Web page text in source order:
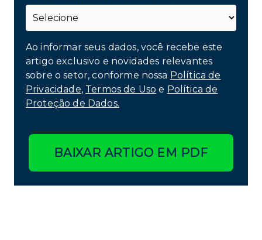
Ao informar seus dados, você recebe este
artigo exclusivo e novidades relevantes
sobre o setor, conforme nossa Política de
Privacidade, Termos de Uso e Política de
Proteção de Dados.
BAIXAR ARTIGO EM PDF